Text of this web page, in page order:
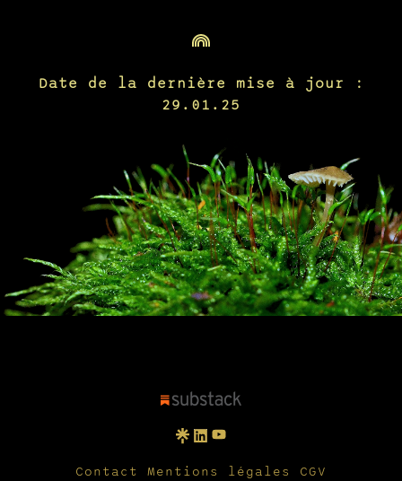
Date de la dernière mise à jour :
29.01.25
Contact Mentions légales
CGV